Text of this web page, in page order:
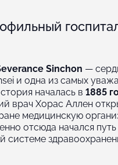
Sinchon —
и одна из самых
началась в 1885
врач Хорас Аллен
медицинскую
отсюда начался
системе